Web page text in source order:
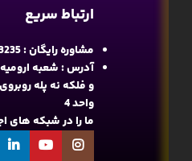
ارتباط سریع
مشاوره رایگان : 09301463235
آدرس : شعبه
واحد 4
ما را در شبکه های